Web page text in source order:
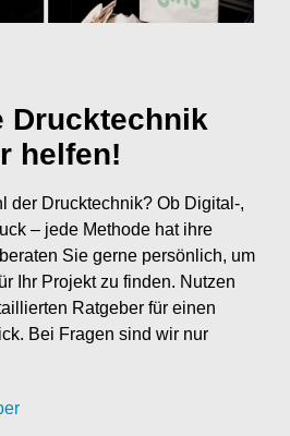
Drucktechnik
helfen!
der Drucktechnik? Ob Digital-,
– jede Methode hat ihre
Sie gerne persönlich, um
Ihr Projekt zu finden. Nutzen
Ratgeber für einen
Bei Fragen sind wir nur